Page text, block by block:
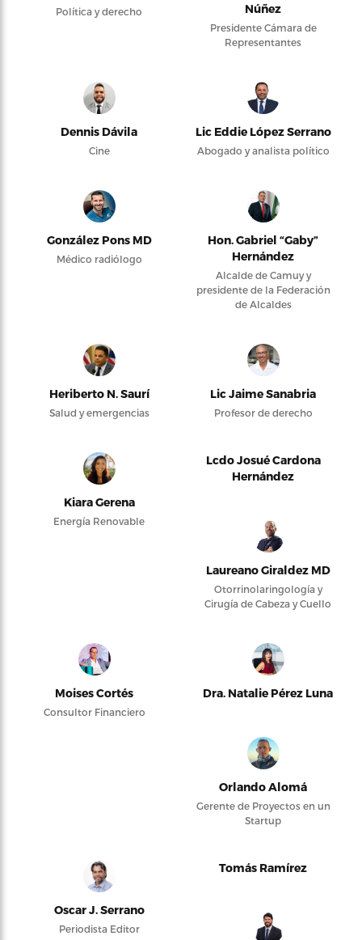
Política y derecho Núñez
Presidente Cámara de
Representantes
Dennis Dávila
Cine
Lic Eddie López Serrano
Abogado y analista político
González Pons MD
Médico radiólogo
Hon. Gabriel “Gaby”
Hernández
Alcalde de Camuy y
presidente de la Federación
de Alcaldes
Heriberto N. Saurí
Salud y emergencias
Lic Jaime Sanabria
Profesor de derecho
Kiara Gerena
Energía Renovable
Lcdo Josué Cardona
Hernández
Laureano Giraldez MD
Otorrinolaringología y
Cirugía de Cabeza y Cuello
Moises Cortés
Consultor Financiero
Dra. Natalie Pérez Luna
Orlando Alomá
Gerente de Proyectos en un
Startup
Oscar J. Serrano
Periodista Editor
Tomás Ramírez